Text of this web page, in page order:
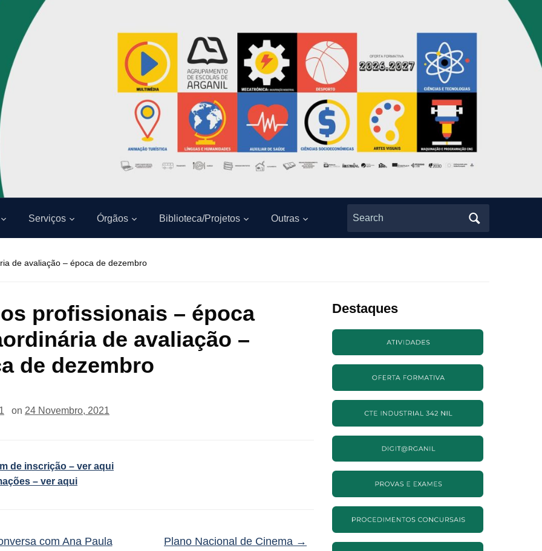
Serviços Órgãos Biblioteca/Projetos Outras
Search
for:
de avaliação – época de dezembro
profissionais – época
de avaliação –
de dezembro
on 24 Novembro, 2021
de inscrição – ver aqui
– ver aqui
com Ana Paula
Plano Nacional de Cinema →
Destaques